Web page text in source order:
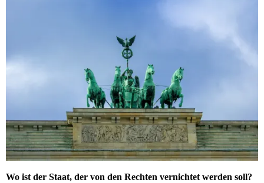
Wo ist der Staat, der von den Rechten vernichtet werden soll?